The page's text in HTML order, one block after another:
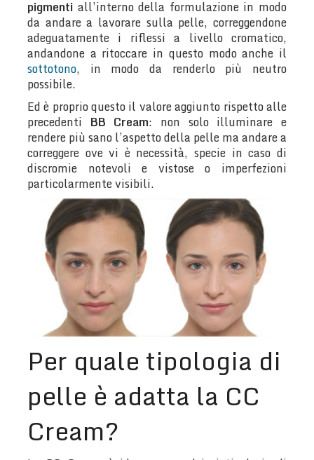
pigmentiall’interno della formulazione in modo
da andare a lavorare sulla pelle, correggendone
adeguatamente i riflessi a livello cromatico,
andandone a ritoccare in questo modo anche il
sottotono, in modo da renderlo più neutro
possibile.
Ed è proprio questo il valore aggiunto rispetto alle
precedenti BB Cream: non solo illuminare e
rendere più sano l’aspetto della pelle ma andare a
correggere ove vi è necessità, specie in caso di
discromie notevoli e vistose o imperfezioni
particolarmente visibili.
Per quale tipologia di
pelle è adatta la CC
Cream?